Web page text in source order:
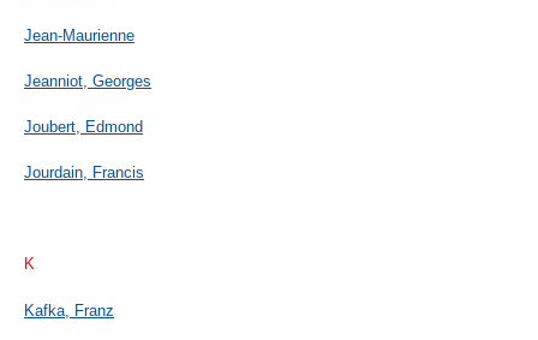
Jean-Maurienne
Jeanniot, Georges
Joubert, Edmond
Jourdain, Francis
K
Kafka, Franz